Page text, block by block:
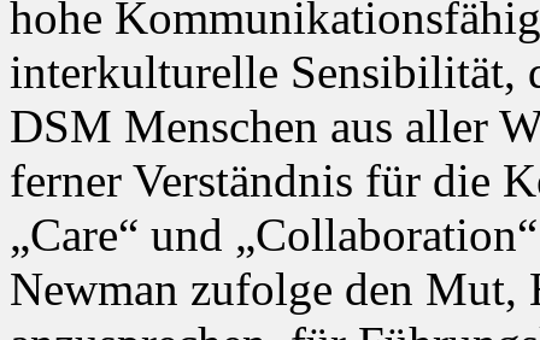
hohe
interkulturelle Sensibilität,
DSM Menschen aus aller
ferner Verständnis für die
„Care“ und
Newman zufolge den Mut,